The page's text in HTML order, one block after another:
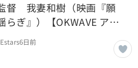
督 我妻和樹（映画『願
らぎ』）【OKWAVE アー
｜2018年3月取材】
6日前